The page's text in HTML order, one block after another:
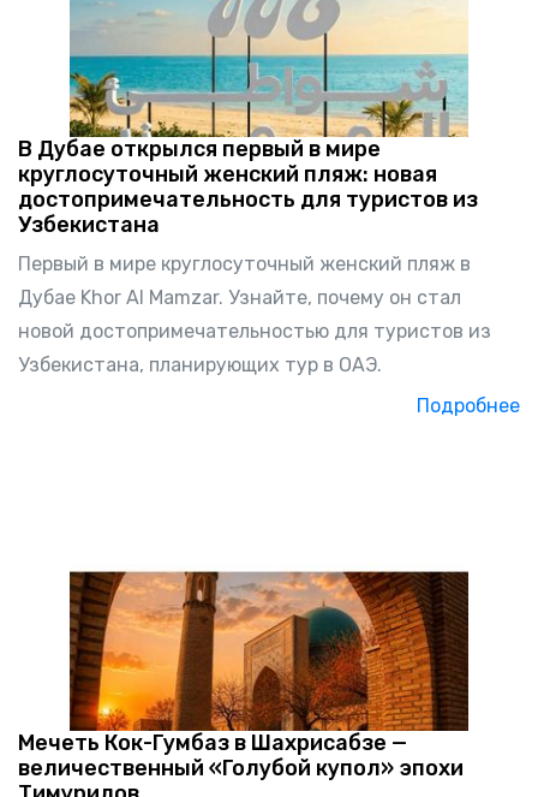
В Дубае открылся первый в мире
круглосуточный женский пляж: новая
достопримечательность для туристов из
Узбекистана
Первый в мире круглосуточный женский пляж в
Дубае Khor Al Mamzar. Узнайте, почему он стал
новой достопримечательностью для туристов из
Узбекистана, планирующих тур в ОАЭ.
Подробнее
Мечеть Кок-Гумбаз в Шахрисабзе —
величественный «Голубой купол» эпохи